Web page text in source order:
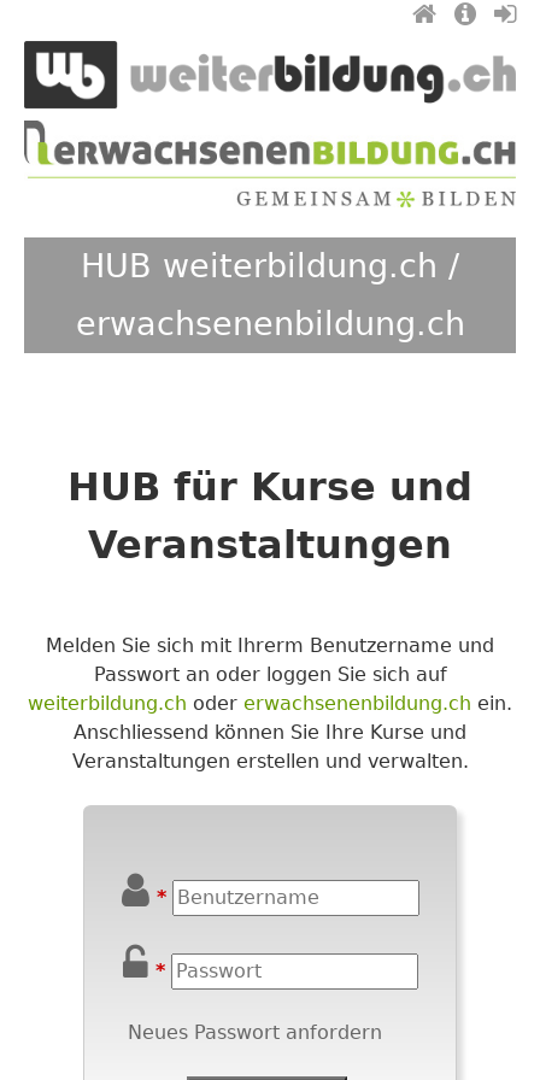
navigation
HUB weiterbildung.ch /
erwachsenenbildung.ch
HUB für Kurse und
Veranstaltungen
Melden Sie sich mit Ihrerm Benutzername und
Passwort an oder loggen Sie sich auf
weiterbildung.ch oder erwachsenenbildung.ch ein.
Anschliessend können Sie Ihre Kurse und
Veranstaltungen erstellen und verwalten.
*
*
Neues Passwort anfordern